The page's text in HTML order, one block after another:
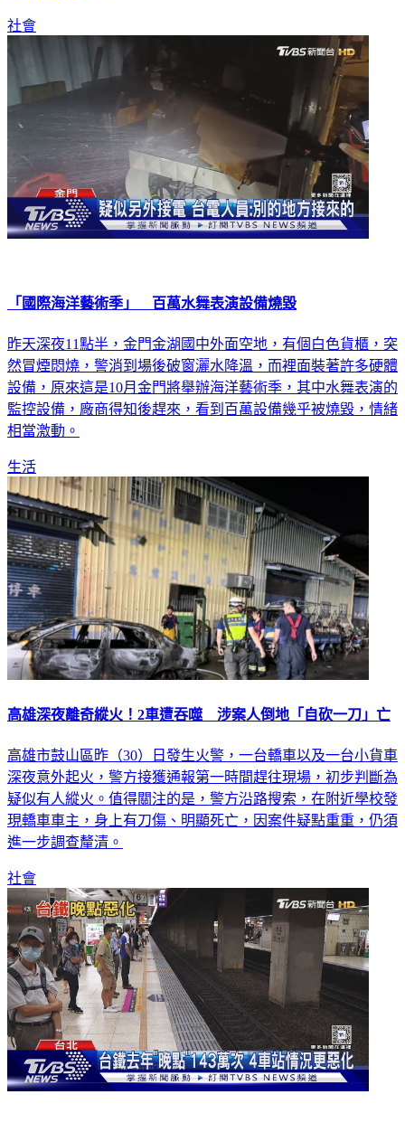
社會
「國際海洋藝術季」 百萬水舞表演設備燒毀
昨天深夜11點半，金門金湖國中外面空地，有個白色貨櫃，突
然冒煙悶燒，警消到場後破窗灑水降溫，而裡面裝著許多硬體
設備，原來這是10月金門將舉辦海洋藝術季，其中水舞表演的
監控設備，廠商得知後趕來，看到百萬設備幾乎被燒毀，情緒
相當激動。
生活
高雄深夜離奇縱火！2車遭吞噬 涉案人倒地「自砍一刀」亡
高雄市鼓山區昨（30）日發生火警，一台轎車以及一台小貨車
深夜意外起火，警方接獲通報第一時間趕往現場，初步判斷為
疑似有人縱火。值得關注的是，警方沿路搜索，在附近學校發
現轎車車主，身上有刀傷、明顯死亡，因案件疑點重重，仍須
進一步調查釐清。
社會